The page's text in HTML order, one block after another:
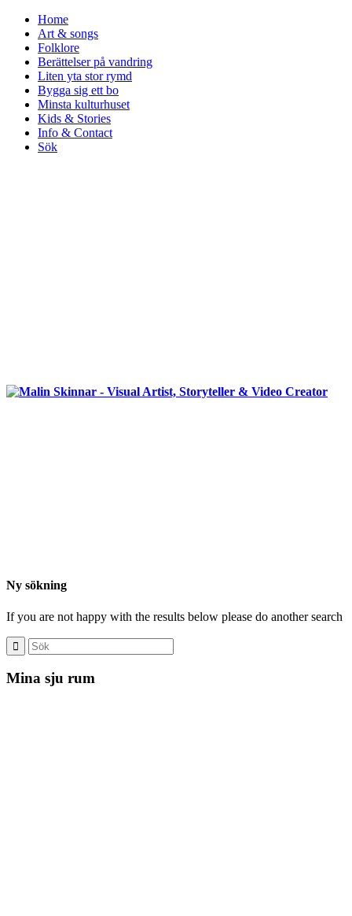
Home
Art & songs
Folklore
Berättelser på vandring
Liten yta stor rymd
Bygga sig ett bo
Minsta kulturhuset
Kids & Stories
Info & Contact
Sök
Ny sökning
If you are not happy with the results below please do another search
Mina sju rum